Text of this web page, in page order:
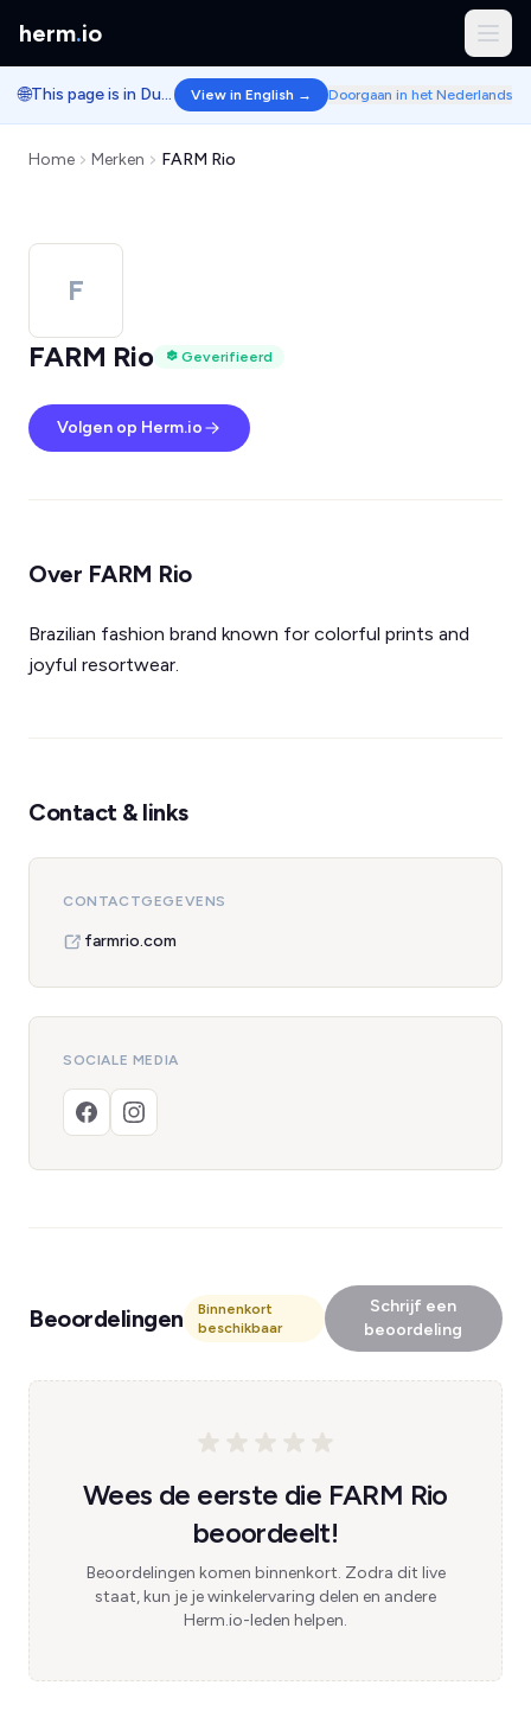
herm.io
🌐 This page is in Dutch. View in English → Doorgaan in het Nederlands
Home Merken FARM Rio
F
FARM Rio
Geverifieerd
Volgen op Herm.io
Over FARM Rio
Brazilian fashion brand known for colorful prints and
joyful resortwear.
Contact & links
CONTACTGEGEVENS
farmrio.com
SOCIALE MEDIA
Beoordelingen
Binnenkort
beschikbaar
Schrijf een
beoordeling
Wees de eerste die FARM Rio
beoordeelt!
Beoordelingen komen binnenkort. Zodra dit live
staat, kun je je winkelervaring delen en andere
Herm.io-leden helpen.